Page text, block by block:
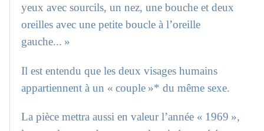
yeux avec sourcils, un nez, une bouche et deux
oreilles avec une petite boucle à l’oreille
gauche... »
Il est entendu que les deux visages humains
appartiennent à un « couple »* du même sexe.
La pièce mettra aussi en valeur l’année « 1969 »,